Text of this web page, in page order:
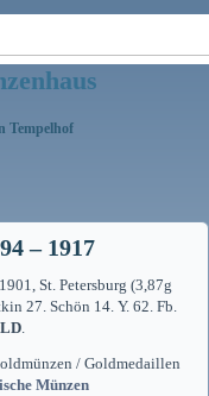
Tempelhof
– 1917
St. Petersburg (3,87g
27. Schön 14. Y. 62. Fb.
.
/ Goldmedaillen
Münzen